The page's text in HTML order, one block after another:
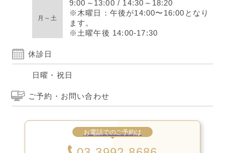
月～土
9:00 ～ 13:00 / 14:30 ～ 18:20
※木曜日：午後が14:00〜16:00となり
ます。
※土曜午後 14:00-17:30
休診日
日曜・祝日
ご予約・お問い合わせ
お電話でのご予約は